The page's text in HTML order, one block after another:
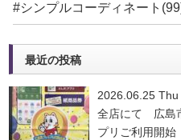
#シンプルコーディネート
最近の投稿
2026.06.25 Thu
全店にて 広島
プリご利用開始